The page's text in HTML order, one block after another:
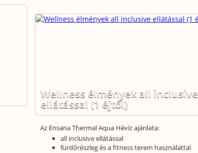
Wellness élmények all inclusive
ellátással (1 éjtől)
Az Ensana Thermal Aqua Hévíz ajánlata:
all inclusive ellátással
fürdőrészleg és a fitness terem használattal